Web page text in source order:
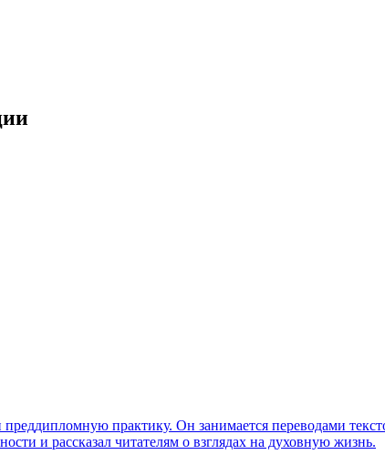
практику. Он занимается переводами
и рассказал читателям о взглядах на духовную жизнь.